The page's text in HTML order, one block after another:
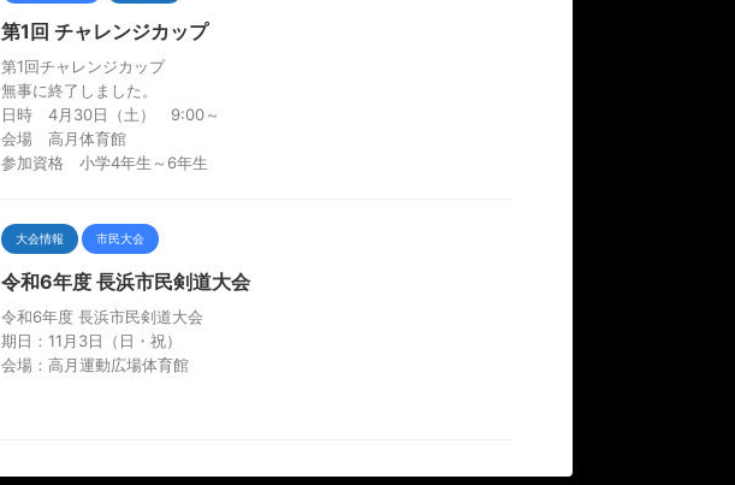
第1回 チャレンジカップ
第1回チャレンジカップ
無事に終了しました。
日時 4月30日（土） 9:00～
会場 高月体育館
参加資格 小学4年生～6年生
大会情報 市民大会
令和6年度 長浜市民剣道大会
令和6年度 長浜市民剣道大会
期日：11月3日（日・祝）
会場：高月運動広場体育館